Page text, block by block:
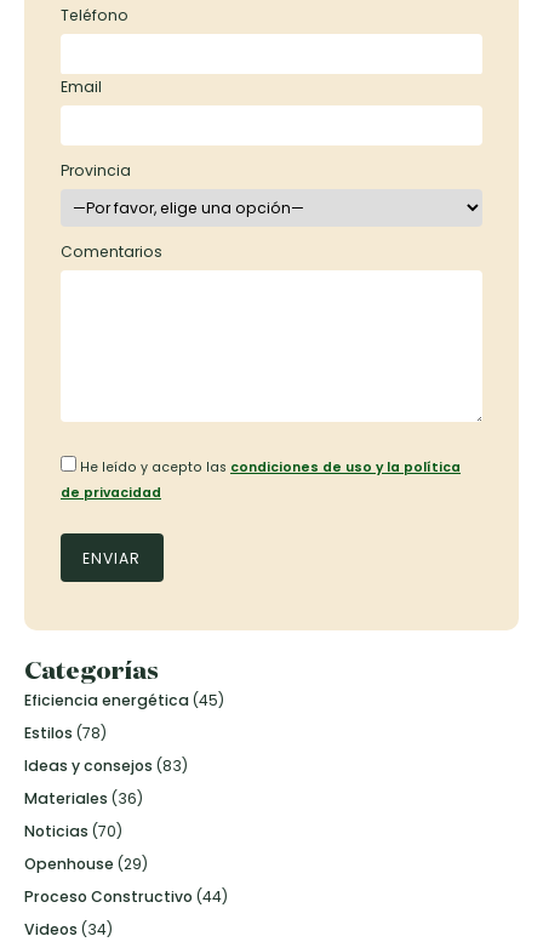
Teléfono
Email
Provincia
Comentarios
He leído y acepto las condiciones de uso y la política
de privacidad
Categorías
Eficiencia energética(45)
Estilos (78)
Ideas y consejos (83)
Materiales (36)
Noticias (70)
Openhouse (29)
Proceso Constructivo (44)
Videos (34)